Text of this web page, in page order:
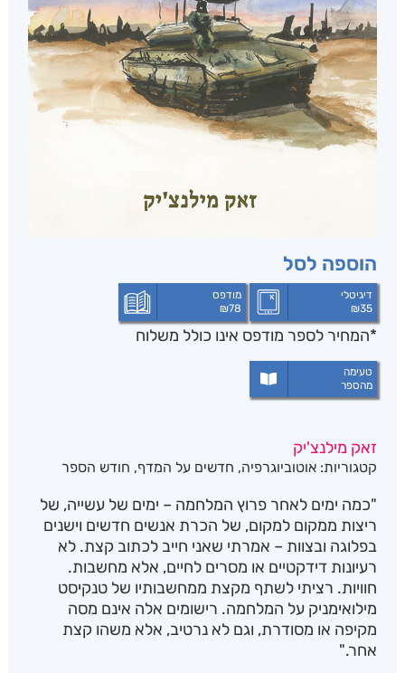
הוספה לסל
דיגיטלי
₪35
מודפס
₪78
*המחיר לספר מודפס אינו כולל משלוח
טעימה
מהספר
זאק מילנצ'יק
קטגוריות: אוטוביוגרפיה, חדשים על המדף, חודש הספר
"כמה ימים לאחר פרוץ המלחמה – ימים של עשייה, של
ריצות ממקום למקום, של הכרת אנשים חדשים וישנים
בפלוגה ובצוות – אמרתי שאני חייב לכתוב קצת. לא
רעיונות דידקטיים או מסרים לחיים, אלא מחשבות.
חוויות. רציתי לשתף מקצת ממחשבותיו של טנקיסט
מילואימניק על המלחמה. רישומים אלה אינם מסה
מקיפה או מסודרת, וגם לא נרטיב, אלא משהו קצת
אחר."